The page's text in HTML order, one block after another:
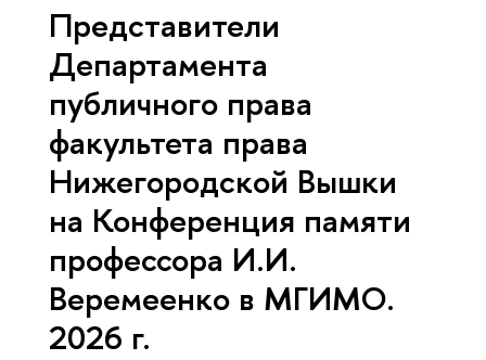
Представители
Департамента
публичного права
факультета права
Нижегородской Вышки
на Конференция памяти
профессора И.И.
Веремеенко в МГИМО.
2026 г.